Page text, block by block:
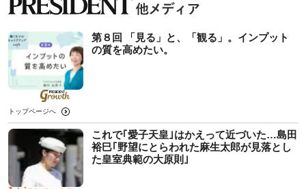
第８回 「見る」と、「観る」。インプット
の質を高めたい。
トップページへ
これで｢愛子天皇｣はかえって近づいた…島田
裕巳｢野望にとらわれた麻生太郎が見落とし
た皇室典範の大原則｣